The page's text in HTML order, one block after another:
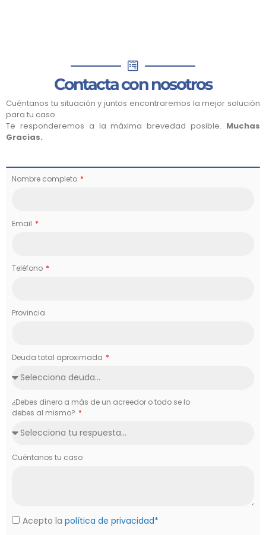
Contacta con nosotros
Cuéntanos tu situación y juntos encontraremos la mejor solución
para tu caso.
Te responderemos a la máxima brevedad posible. Muchas
Gracias.
Nombre completo
Email
Teléfono
Provincia
Deuda total aproximada
¿Debes dinero a más de un acreedor o todo se lo
debes al mismo?
Cuéntanos tu caso
Acepto la política de privacidad*